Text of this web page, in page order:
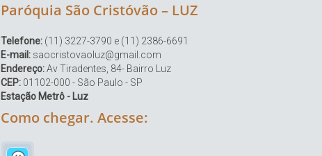
Paróquia São Cristóvão – LUZ
Telefone: (11) 3227-3790 e (11) 2386-6691
E-mail: saocristovaoluz@gmail.com
Endereço:Av Tiradentes, 84- Bairro Luz
CEP: 01102-000 - São Paulo - SP
Estação Metrô - Luz
Como chegar. Acesse: